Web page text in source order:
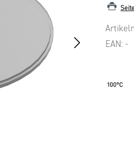
EAN: -